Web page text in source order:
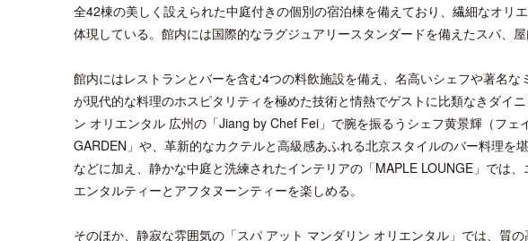
全42棟の美しく設えられた中庭付きの個別の宿泊棟を備えており、繊細なオリ
体現している。館内には国際的なラグジュアリースタンダードを備えたスパ、
館内にはレストランとバーを含む4つの料飲施設を備え、名高いシェフや著名
が現代的な料理のホスピタリティを極めた技術と情熱でゲストに比類なきダイ
ン オリエンタル 広州の「Jiang by Chef Fei」で腕を振るうシェフ黄景輝（フ
GARDEN」や、革新的なカクテルと高級感あふれる北京スタイルのバー料理を
などに加え、静かな中庭と洗練されたインテリアの「MAPLE LOUNGE」では
エンタルティーとアフタヌーンティーを楽しめる。
そのほか、静寂な雰囲気の「スパ アット マンダリン オリエンタル」では、質
開業50周年に合わせ